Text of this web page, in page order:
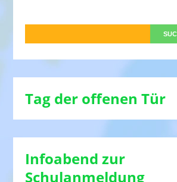
Tag der offenen Tür
Infoabend zur
Schulanmeldung